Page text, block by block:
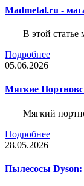
Madmetal.ru -
В этой статье
Подробнее
05.06.2026
Мягкие
Мягкий
Подробнее
28.05.2026
Пылесосы Dyson: